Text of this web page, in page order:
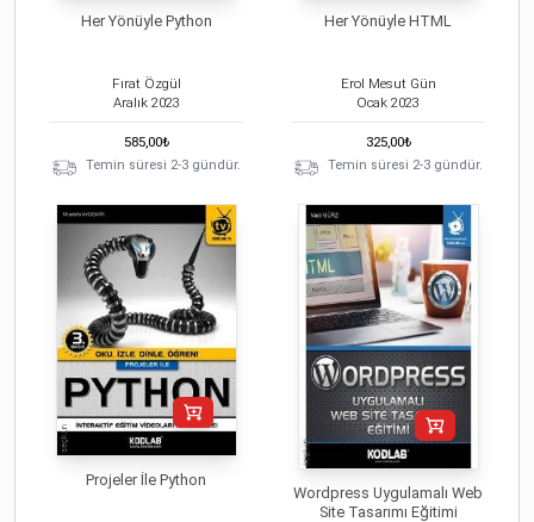
Her Yönüyle Python
Fırat Özgül
Aralık 2023
585,00₺
Temin süresi 2-3 gündür.
Her Yönüyle HTML
Erol Mesut Gün
Ocak 2023
325,00₺
Temin süresi 2-3 gündür.
Projeler İle Python
Wordpress Uygulamalı Web
Site Tasarımı Eğitimi